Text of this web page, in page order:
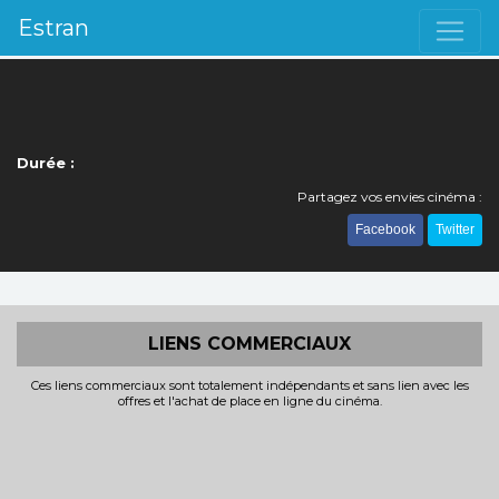
Estran
Durée :
Partagez vos envies cinéma :
Facebook Twitter
LIENS COMMERCIAUX
Ces liens commerciaux sont totalement indépendants et sans lien avec les
offres et l'achat de place en ligne du cinéma.